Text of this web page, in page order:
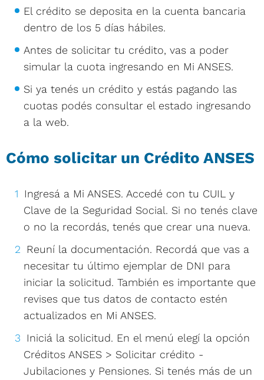
El crédito se deposita en la cuenta bancaria
dentro de los 5 días hábiles.
Antes de solicitar tu crédito, vas a poder
simular la cuota ingresando en Mi ANSES.
Si ya tenés un crédito y estás pagando las
cuotas podés consultar el estado ingresando
a la web.
Cómo solicitar un Crédito ANSES
Ingresá a Mi ANSES. Accedé con tu CUIL y
Clave de la Seguridad Social. Si no tenés clave
o no la recordás, tenés que crear una nueva.
Reuní la documentación. Recordá que vas a
necesitar tu último ejemplar de DNI para
iniciar la solicitud. También es importante que
revises que tus datos de contacto estén
actualizados en Mi ANSES.
Iniciá la solicitud. En el menú elegí la opción
Créditos ANSES > Solicitar crédito -
Jubilaciones y Pensiones. Si tenés más de un